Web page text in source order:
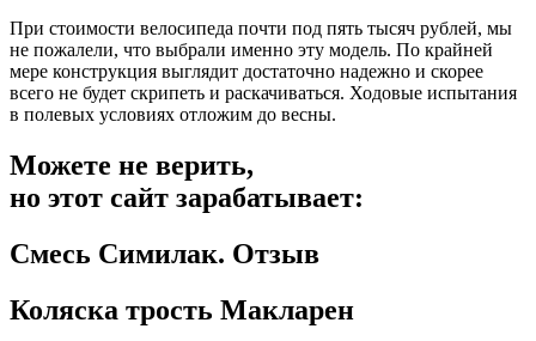
При стоимости велосипеда почти под пять тысяч рублей, мы
не пожалели, что выбрали именно эту модель. По крайней
мере конструкция выглядит достаточно надежно и скорее
всего не будет скрипеть и раскачиваться. Ходовые испытания
в полевых условиях отложим до весны.
Можете не верить,
но этот сайт зарабатывает:
Смесь Симилак. Отзыв
Коляска трость Макларен